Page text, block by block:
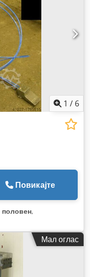
1 / 6
Повикајте
половен,
Мал оглас